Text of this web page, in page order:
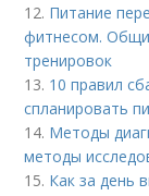
12. Питание
фитнесом.
тренировок
13. 10 правил
спланировать
14. Методы
методы
15. Как за день